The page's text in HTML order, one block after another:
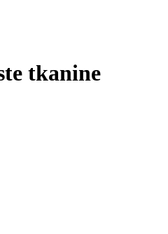
tkanine